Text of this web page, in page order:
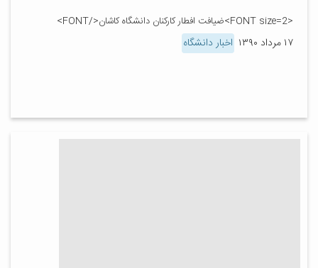
<FONT size=2>ضیافت افطار کارکنان دانشگاه کاشان</FONT>
۱۷ مرداد ۱۳۹۰ اخبار دانشگاه